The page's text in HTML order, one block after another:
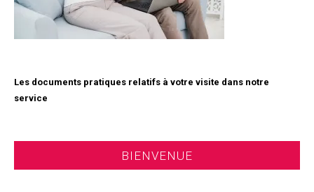
Les documents pratiques relatifs à votre visite dans notre
service
BIENVENUE